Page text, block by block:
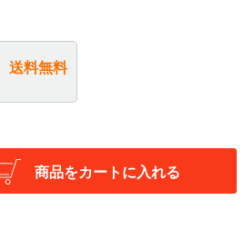
送料無料
商品をカートに入れる